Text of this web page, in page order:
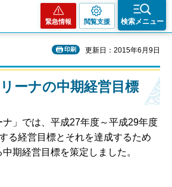
緊急情報 閲覧支援 検索メニュー
印刷 更新日：2015年6月9日
ーナの中期経営目標
ナ」では、平成27年度～平成29年度
る経営目標とそれを達成するため
中期経営目標を策定しました。